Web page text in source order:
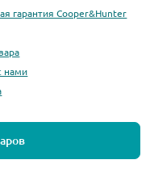
гарантия Cooper&Hunter
нами